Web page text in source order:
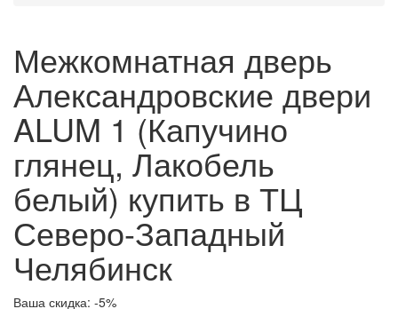
Межкомнатная дверь
Александровские двери
ALUM 1 (Капучино
глянец, Лакобель
белый) купить в ТЦ
Северо-Западный
Челябинск
Ваша скидка: -5%